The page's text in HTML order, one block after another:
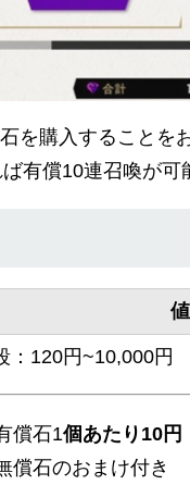
を購入することを
有償10連召喚が可
：120円~10,000円
償石1個あたり10円
償石のおまけ付き